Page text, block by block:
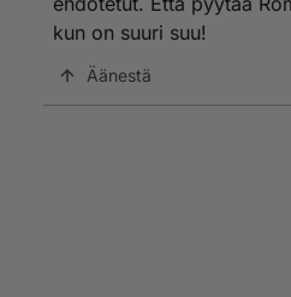
kun on suuri suu!
Äänestä